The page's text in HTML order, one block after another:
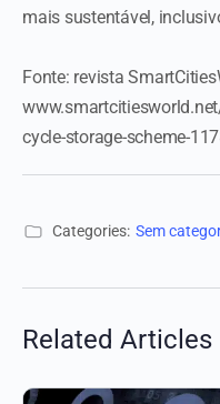
mais sustentável,
Fonte: revista
cycle-storage-scheme-
Categories: Sem
Related Articles